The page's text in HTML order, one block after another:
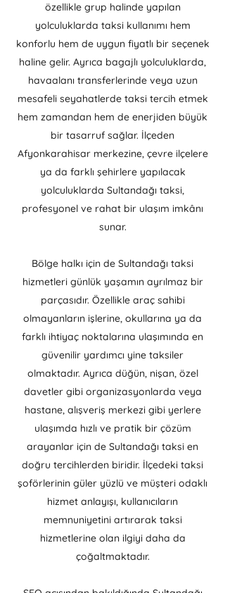
özellikle grup halinde yapılan
yolculuklarda taksi kullanımı hem
konforlu hem de uygun fiyatlı bir seçenek
haline gelir. Ayrıca bagajlı yolculuklarda,
havaalanı transferlerinde veya uzun
mesafeli seyahatlerde taksi tercih etmek
hem zamandan hem de enerjiden büyük
bir tasarruf sağlar. İlçeden
Afyonkarahisar merkezine, çevre ilçelere
ya da farklı şehirlere yapılacak
yolculuklarda Sultandağı taksi,
profesyonel ve rahat bir ulaşım imkânı
sunar.
Bölge halkı için de Sultandağı taksi
hizmetleri günlük yaşamın ayrılmaz bir
parçasıdır. Özellikle araç sahibi
olmayanların işlerine, okullarına ya da
farklı ihtiyaç noktalarına ulaşımında en
güvenilir yardımcı yine taksiler
olmaktadır. Ayrıca düğün, nişan, özel
davetler gibi organizasyonlarda veya
hastane, alışveriş merkezi gibi yerlere
ulaşımda hızlı ve pratik bir çözüm
arayanlar için de Sultandağı taksi en
doğru tercihlerden biridir. İlçedeki taksi
şoförlerinin güler yüzlü ve müşteri odaklı
hizmet anlayışı, kullanıcıların
memnuniyetini artırarak taksi
hizmetlerine olan ilgiyi daha da
çoğaltmaktadır.